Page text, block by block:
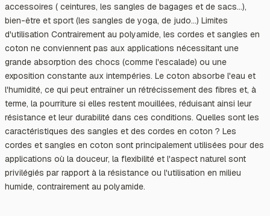
accessoires ( ceintures, les sangles de bagages et de sacs…),
bien-être et sport (les sangles de yoga, de judo…) Limites
d'utilisation Contrairement au polyamide, les cordes et sangles en
coton ne conviennent pas aux applications nécessitant une
grande absorption des chocs (comme l'escalade) ou une
exposition constante aux intempéries. Le coton absorbe l'eau et
l'humidité, ce qui peut entraîner un rétrécissement des fibres et, à
terme, la pourriture si elles restent mouillées, réduisant ainsi leur
résistance et leur durabilité dans ces conditions. Quelles sont les
caractéristiques des sangles et des cordes en coton ? Les
cordes et sangles en coton sont principalement utilisées pour des
applications où la douceur, la flexibilité et l'aspect naturel sont
privilégiés par rapport à la résistance ou l'utilisation en milieu
humide, contrairement au polyamide.